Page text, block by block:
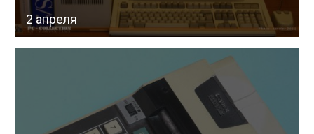
2 апреля